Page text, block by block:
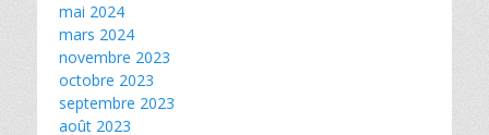
mai 2024
mars 2024
novembre 2023
octobre 2023
septembre 2023
août 2023